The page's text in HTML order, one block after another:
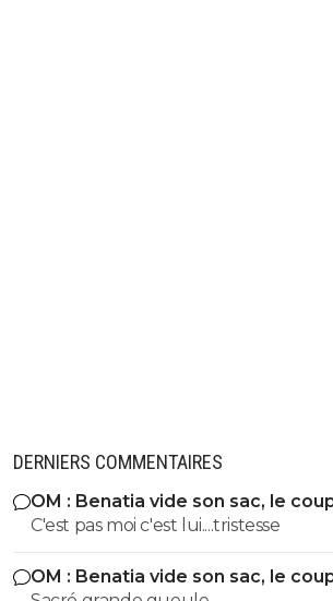
DERNIERS COMMENTAIRES
OM : Benatia vide son sac, le
C'est pas moi c'est lui....tristesse
OM : Benatia vide son sac, le